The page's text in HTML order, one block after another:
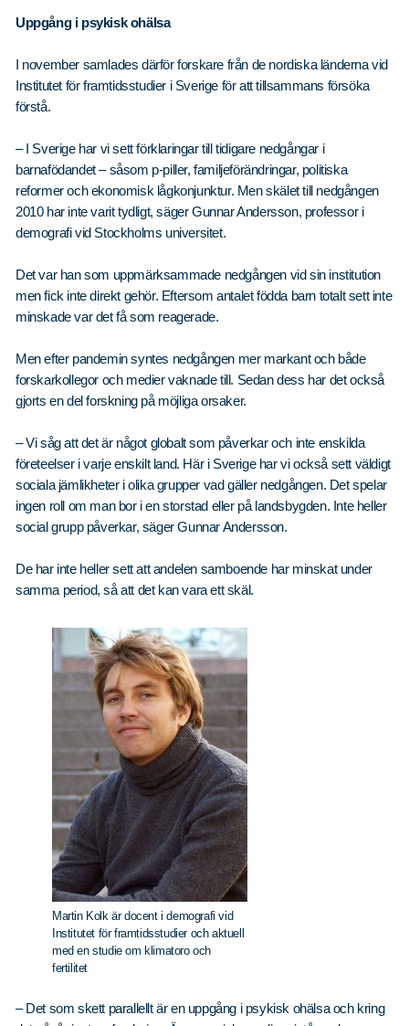
Uppgång i psykisk ohälsa
I november samlades därför forskare från de nordiska länderna vid
Institutet för framtidsstudier i Sverige för att tillsammans försöka
förstå.
– I Sverige har vi sett förklaringar till tidigare nedgångar i
barnafödandet – såsom p-piller, familjeförändringar, politiska
reformer och ekonomisk lågkonjunktur. Men skälet till nedgången
2010 har inte varit tydligt, säger Gunnar Andersson, professor i
demografi vid Stockholms universitet.
Det var han som uppmärksammade nedgången vid sin institution
men fick inte direkt gehör. Eftersom antalet födda barn totalt sett inte
minskade var det få som reagerade.
Men efter pandemin syntes nedgången mer markant och både
forskarkollegor och medier vaknade till. Sedan dess har det också
gjorts en del forskning på möjliga orsaker.
– Vi såg att det är något globalt som påverkar och inte enskilda
företeelser i varje enskilt land. Här i Sverige har vi också sett väldigt
sociala jämlikheter i olika grupper vad gäller nedgången. Det spelar
ingen roll om man bor i en storstad eller på landsbygden. Inte heller
social grupp påverkar, säger Gunnar Andersson.
De har inte heller sett att andelen samboende har minskat under
samma period, så att det kan vara ett skäl.
Martin Kolk är docent i demografi vid
Institutet för framtidsstudier och aktuell
med en studie om klimatoro och
fertilitet
– Det som skett parallellt är en uppgång i psykisk ohälsa och kring